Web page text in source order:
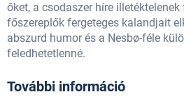
őket, a csodaszer híre
főszereplők fergeteges kalandjait
abszurd humor és a Nesbø-féle
feledhetetlenné.
További információ